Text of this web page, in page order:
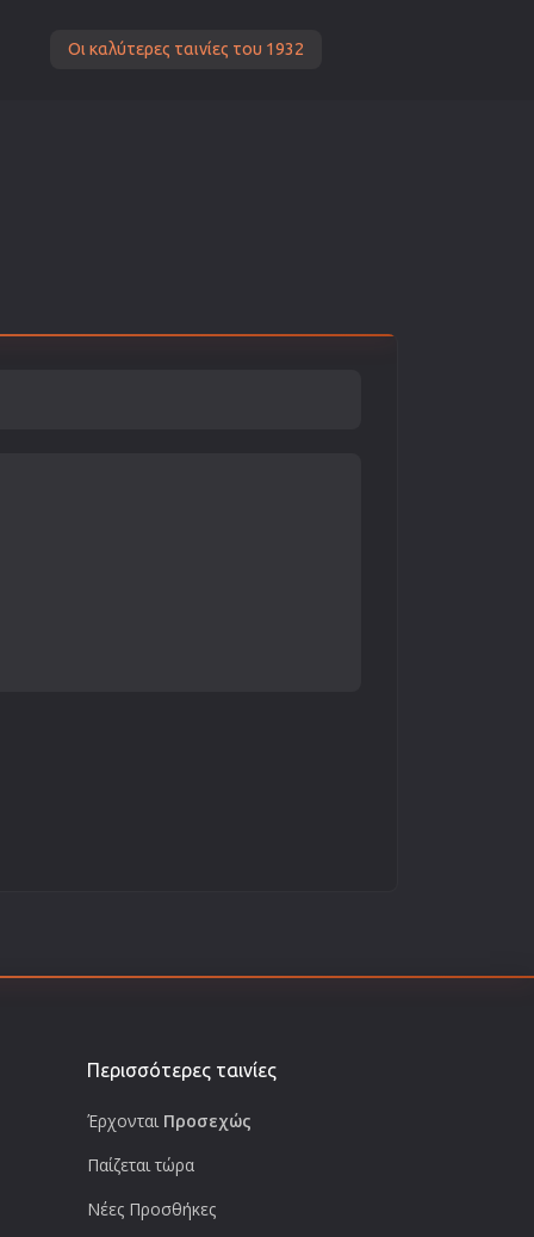
Οι καλύτερες ταινίες του 1932
Περισσότερες ταινίες
Έρχονται Προσεχώς
Παίζεται τώρα
Νέες Προσθήκες